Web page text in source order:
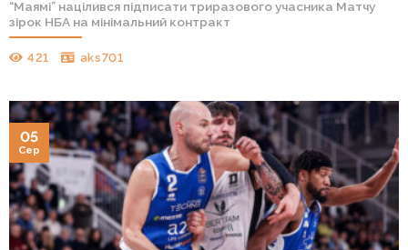
“Маямі” націлився підписати триразового учасника Матчу
зірок НБА на мінімальний контракт
421 aks701
05
Сер